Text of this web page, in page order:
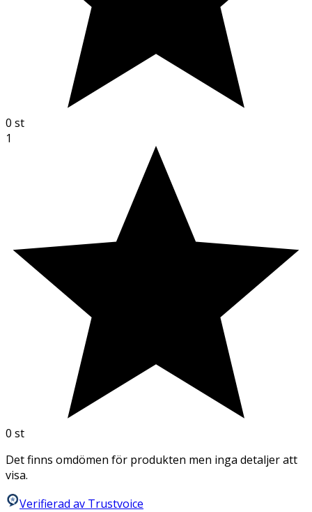
0 st
1
0 st
Det finns omdömen för produkten men inga detaljer att
visa.
Verifierad av Trustvoice